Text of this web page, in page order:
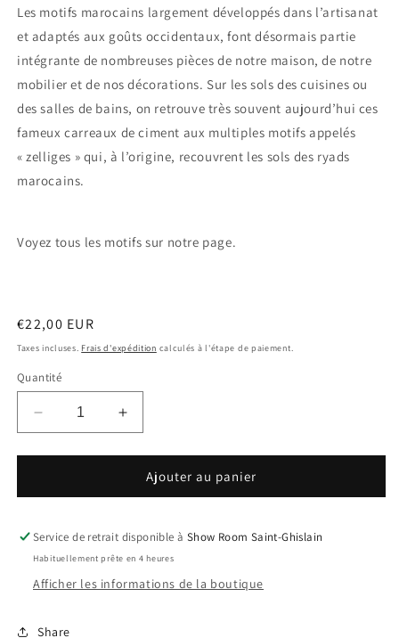
Les motifs marocains largement développés dans l’artisanat
et adaptés aux goûts occidentaux, font désormais partie
intégrante de nombreuses pièces de notre maison, de notre
mobilier et de nos décorations. Sur les sols des cuisines ou
des salles de bains, on retrouve très souvent aujourd’hui ces
fameux carreaux de ciment aux multiples motifs appelés
« zelliges » qui, à l’origine, recouvrent les sols des ryads
marocains.
Voyez tous les motifs sur notre page.
Prix
habituel
€22,00 EUR
Taxes incluses. Frais d'expédition calculés à l'étape de paiement.
Quantité
Réduire
la
quantité
Eventail
tissu
coloré
Augmenter
la
quantité
Eventail
tissu
coloré
Ajouter au panier
Service de retrait disponible à Show Room Saint-Ghislain
Habituellement prête en 4 heures
Afficher les informations de la boutique
Share